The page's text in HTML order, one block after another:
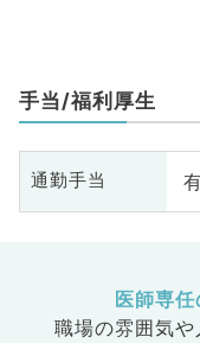
手当/福利厚生
通勤手当
医師専
職場の雰囲気や